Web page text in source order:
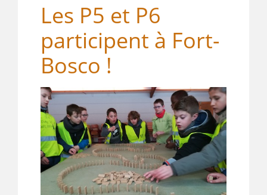
Les P5 et P6
participent à Fort-
Bosco !